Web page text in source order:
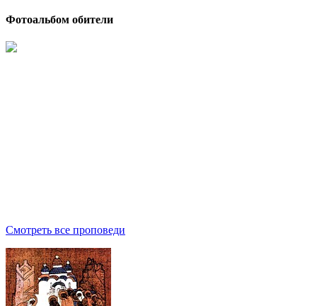
Фотоальбом обители
Смотреть все проповеди